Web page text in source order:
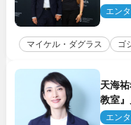
エン
マイケル・ダグラス ゴ
天海
教室
エン